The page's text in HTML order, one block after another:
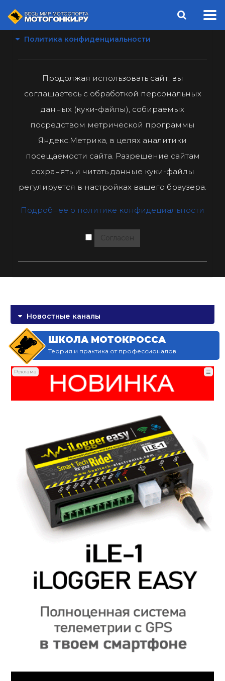
Политика конфиденциальности
Продолжая использовать сайт, вы
соглашаетесь с обработкой персональных
данных (куки-файлы), собираемых
посредством метрической программы
Яндекс.Метрика, в целях аналитики
посещаемости сайта. Разрешение сайтам
сохранять и читать данные куки-файлы
регулируется в настройках вашего браузера.
Подробнее о политике конфидециальности
Согласен
Новостные каналы
ШКОЛА МОТОКРОССА
Теория и практика от профессионалов
Реклама ☰